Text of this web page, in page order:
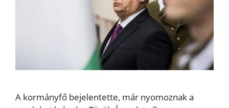
A kormányfő bejelentette, már nyomoznak a